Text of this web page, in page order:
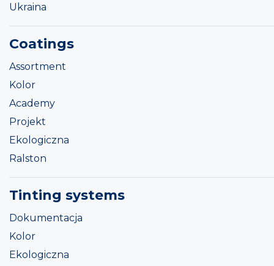
Ukraina
Coatings
Assortment
Kolor
Academy
Projekt
Ekologiczna
Ralston
Tinting systems
Dokumentacja
Kolor
Ekologiczna